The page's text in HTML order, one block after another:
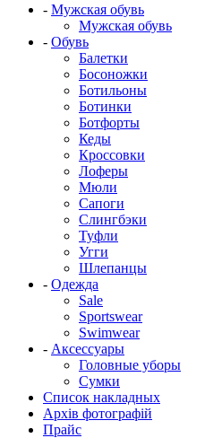
- Мужская обувь
Мужская обувь
- Обувь
Балетки
Босоножки
Ботильоны
Ботинки
Ботфорты
Кеды
Кроссовки
Лоферы
Мюли
Сапоги
Слингбэки
Туфли
Угги
Шлепанцы
- Одежда
Sale
Sportswear
Swimwear
- Аксессуары
Головные уборы
Сумки
Список накладных
Архів фотографій
Прайс